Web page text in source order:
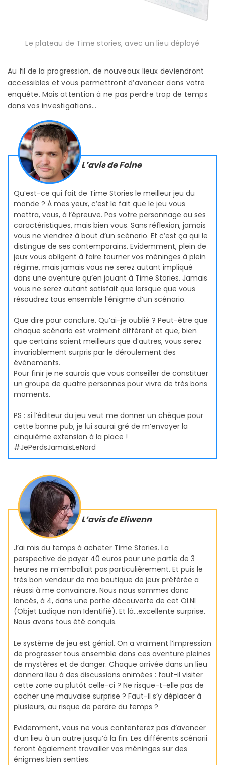
Le plateau de Time stories, avec un lieu déployé
Au fil de la progression, de nouveaux lieux deviendront
accessibles et vous permettront d’avancer dans votre
enquête. Mais attention à ne pas perdre trop de temps
dans vos investigations…
L’avis de Foine
Qu’est-ce qui fait de Time Stories le meilleur jeu du
monde ? À mes yeux, c’est le fait que le jeu vous
mettra, vous, à l’épreuve. Pas votre personnage ou ses
caractéristiques, mais bien vous. Sans réflexion, jamais
vous ne viendrez à bout d’un scénario. Et c’est ça qui le
distingue de ses contemporains. Evidemment, plein de
jeux vous obligent à faire tourner vos méninges à plein
régime, mais jamais vous ne serez autant impliqué
dans une aventure qu’en jouant à Time Stories. Jamais
vous ne serez autant satisfait que lorsque que vous
résoudrez tous ensemble l’énigme d’un scénario.
Que dire pour conclure. Qu’ai-je oublié ? Peut-être que
chaque scénario est vraiment différent et que, bien
que certains soient meilleurs que d’autres, vous serez
invariablement surpris par le déroulement des
événements.
Pour finir je ne saurais que vous conseiller de constituer
un groupe de quatre personnes pour vivre de très bons
moments.
PS : si l’éditeur du jeu veut me donner un chèque pour
cette bonne pub, je lui saurai gré de m’envoyer la
cinquième extension à la place !
#JePerdsJamaisLeNord
L’avis de Eliwenn
J’ai mis du temps à acheter Time Stories. La
perspective de payer 40 euros pour une partie de 3
heures ne m’emballait pas particulièrement. Et puis le
très bon vendeur de ma boutique de jeux préférée a
réussi à me convaincre. Nous nous sommes donc
lancés, à 4, dans une partie découverte de cet OLNI
(Objet Ludique non Identifié). Et là…excellente surprise.
Nous avons tous été conquis.
Le système de jeu est génial. On a vraiment l’impression
de progresser tous ensemble dans ces aventure pleines
de mystères et de danger. Chaque arrivée dans un lieu
donnera lieu à des discussions animées : faut-il visiter
cette zone ou plutôt celle-ci ? Ne risque-t-elle pas de
cacher une mauvaise surprise ? Faut-il s’y déplacer à
plusieurs, au risque de perdre du temps ?
Evidemment, vous ne vous contenterez pas d’avancer
d’un lieu à un autre jusqu’à la fin. Les différents scénarii
feront également travailler vos méninges sur des
énigmes bien senties.